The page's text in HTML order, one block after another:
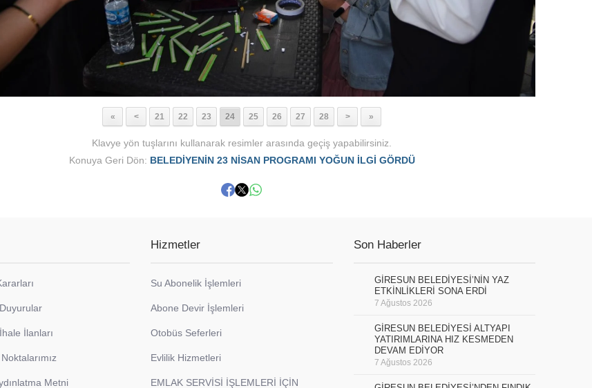
« < 21 22 23 24 25 26 27 28 > »
Klavye yön tuşlarını kullanarak resimler arasında geçiş yapabilirsiniz.
Konuya Geri Dön: BELEDİYENİN 23 NİSAN PROGRAMI YOĞUN İLGİ GÖRDÜ
İlanları
Metni
Hizmetler
Su Abonelik İşlemleri
Abone Devir İşlemleri
Otobüs Seferleri
Evlilik Hizmetleri
EMLAK SERVİSİ İŞLEMLERİ İÇİN
Son Haberler
GİRESUN BELEDİYESİ’NİN YAZ
ETKİNLİKLERİ SONA ERDİ
7 Ağustos 2026
GİRESUN BELEDİYESİ ALTYAPI
YATIRIMLARINA HIZ KESMEDEN
DEVAM EDİYOR
7 Ağustos 2026